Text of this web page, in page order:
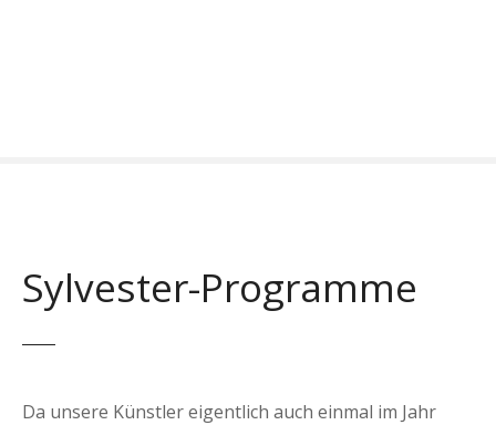
Sylvester-Programme
Da unsere Künstler eigentlich auch einmal im Jahr